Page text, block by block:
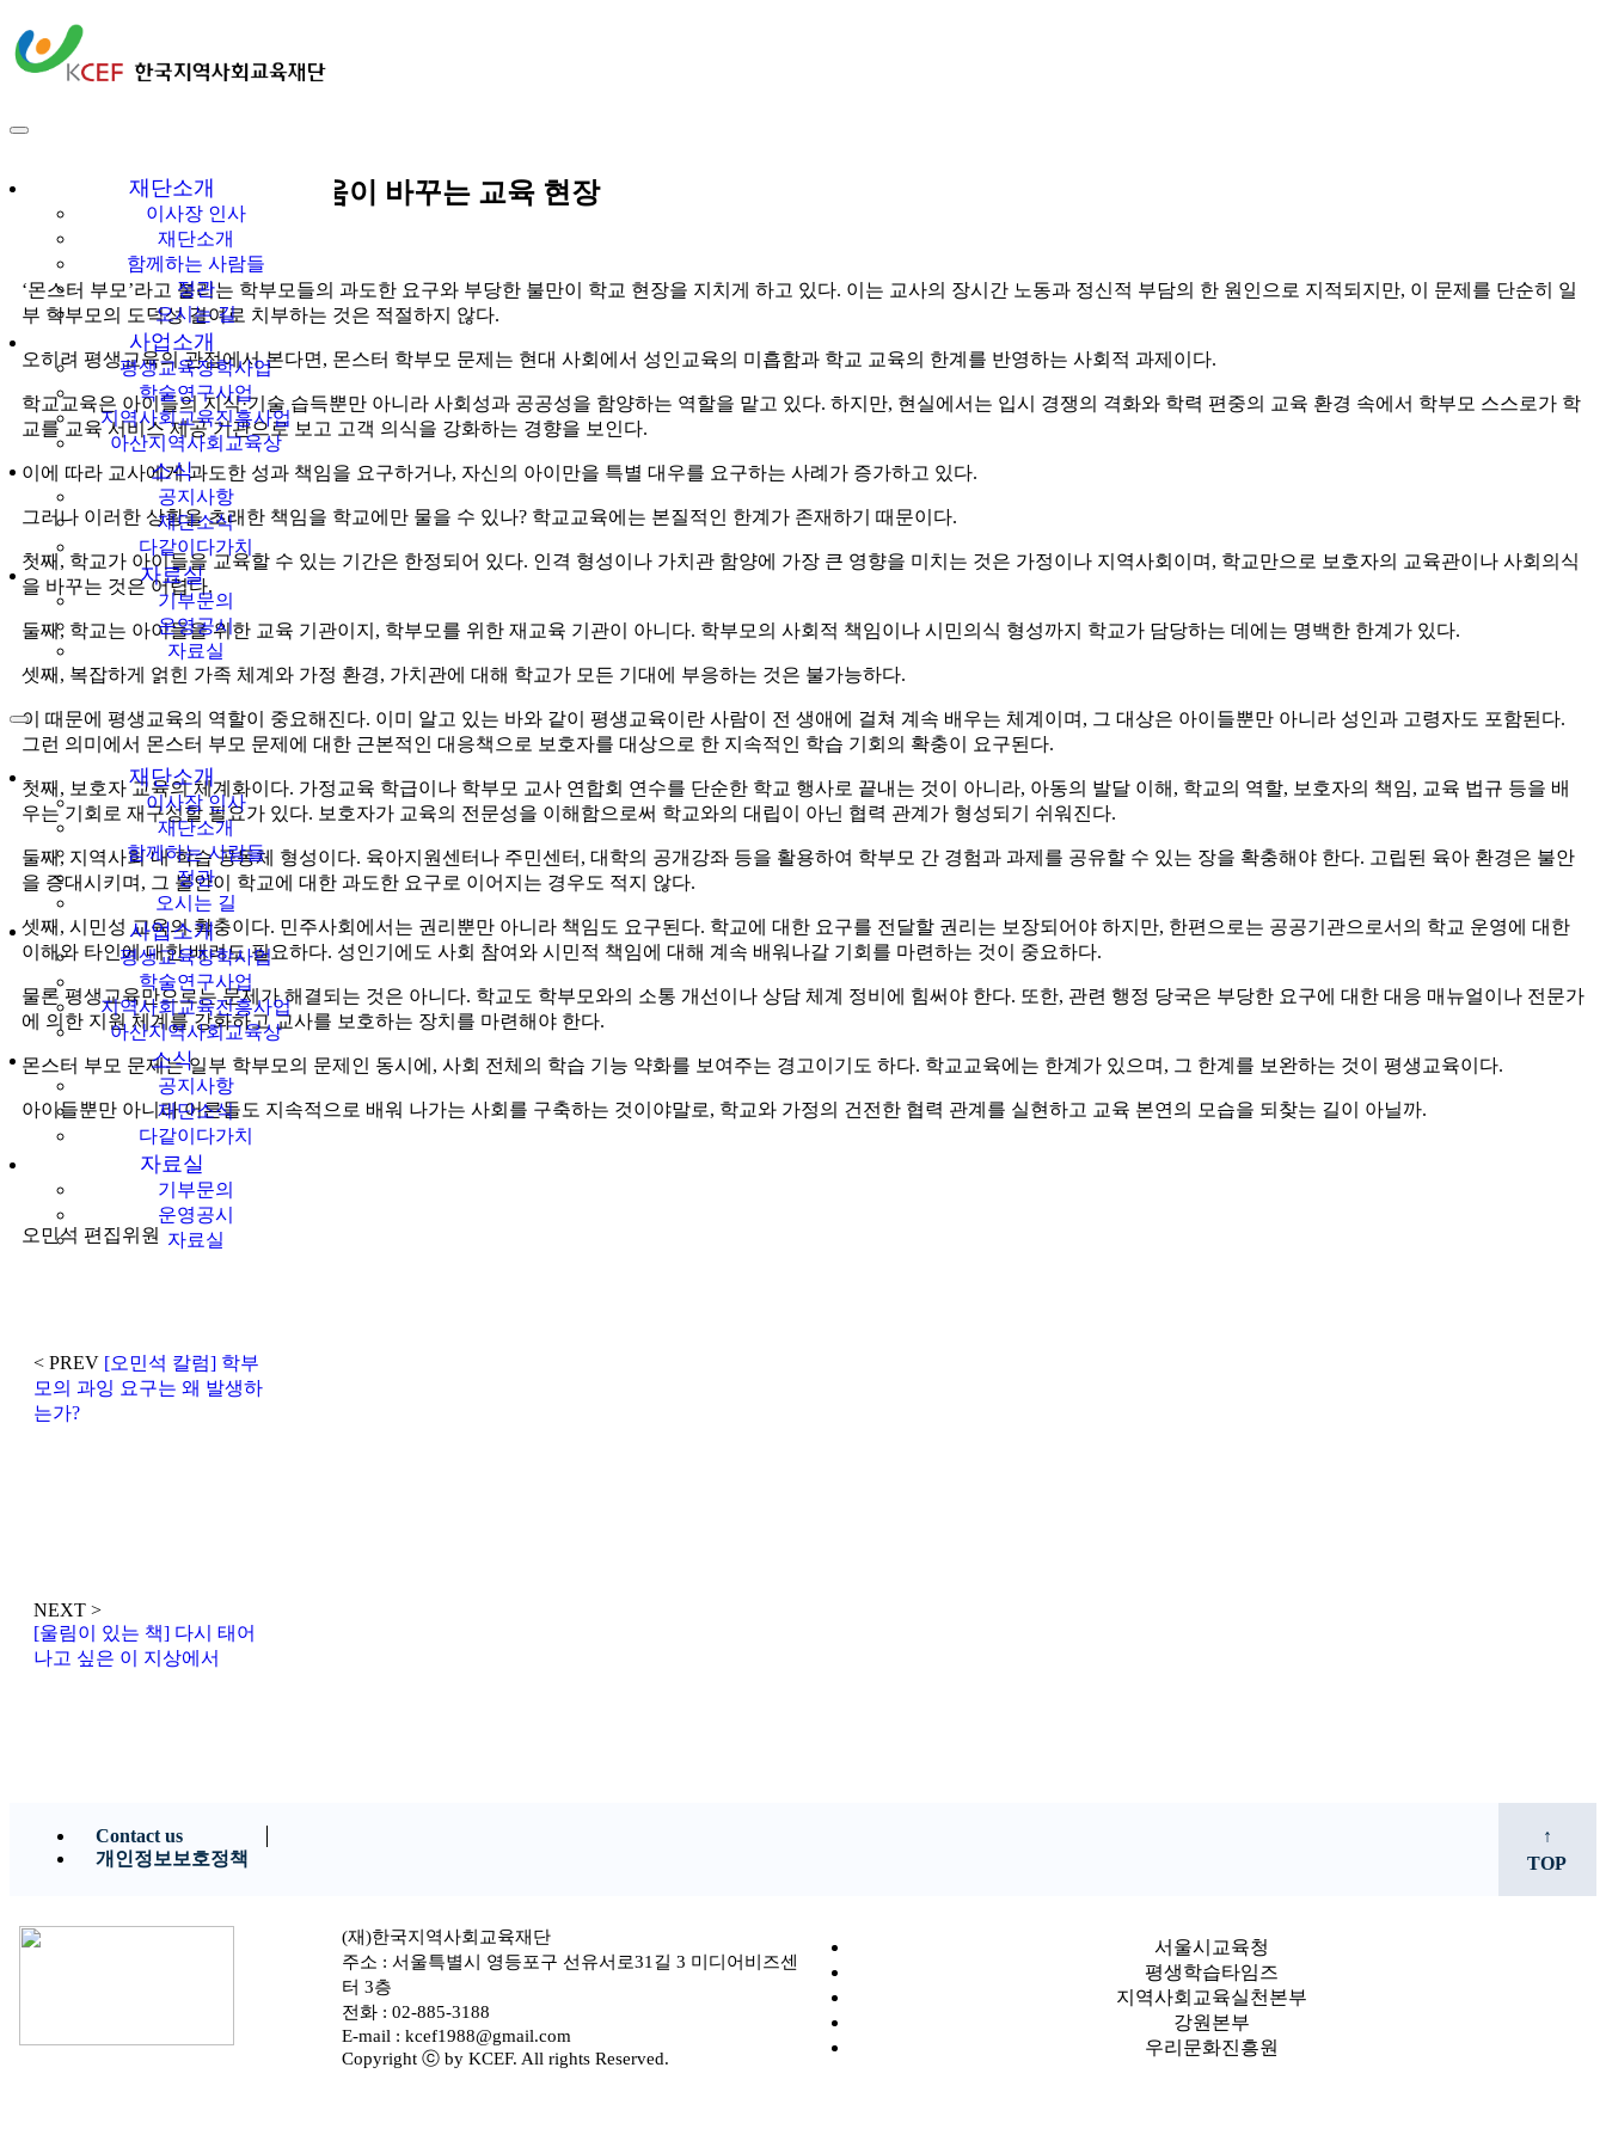
한국지역사회교육
재단
재단소개
이사장 인사
재단소개
함께하는 사람들
정관
오시는 길
사업소개
평생교육장학사업
학술연구사업
지역사회교육진흥사업
아산지역사회교육상
소식
공지사항
재단소식
다같이다가치
자료실
기부문의
운영공시
자료실
재단소개
이사장 인사
재단소개
함께하는 사람들
정관
오시는 길
사업소개
평생교육장학사업
학술연구사업
지역사회교육진흥사업
아산지역사회교육상
소식
공지사항
재단소식
다같이다가치
자료실
기부문의
운영공시
자료실
[오민석 칼럼] 부모의 배움이 바꾸는 교육 현장
‘몬스터 부모’라고 불리는 학부모들의 과도한 요구와 부당한 불만이 학교 현장을 지치게 하고 있다. 이는 교사의 장시간 노동과 정신적 부담의 한 원인으로 지적되지만, 이 문제를 단순히 일
부 학부모의 도덕성 결여로 치부하는 것은 적절하지 않다.
오히려 평생교육의 관점에서 본다면, 몬스터 학부모 문제는 현대 사회에서 성인교육의 미흡함과 학교 교육의 한계를 반영하는 사회적 과제이다.
학교교육은 아이들의 지식·기술 습득뿐만 아니라 사회성과 공공성을 함양하는 역할을 맡고 있다. 하지만, 현실에서는 입시 경쟁의 격화와 학력 편중의 교육 환경 속에서 학부모 스스로가 학
교를 교육 서비스 제공 기관으로 보고 고객 의식을 강화하는 경향을 보인다.
이에 따라 교사에게 과도한 성과 책임을 요구하거나, 자신의 아이만을 특별 대우를 요구하는 사례가 증가하고 있다.
그러나 이러한 상황을 초래한 책임을 학교에만 물을 수 있나? 학교교육에는 본질적인 한계가 존재하기 때문이다.
첫째, 학교가 아이들을 교육할 수 있는 기간은 한정되어 있다. 인격 형성이나 가치관 함양에 가장 큰 영향을 미치는 것은 가정이나 지역사회이며, 학교만으로 보호자의 교육관이나 사회의식
을 바꾸는 것은 어렵다.
둘째, 학교는 아이들을 위한 교육 기관이지, 학부모를 위한 재교육 기관이 아니다. 학부모의 사회적 책임이나 시민의식 형성까지 학교가 담당하는 데에는 명백한 한계가 있다.
셋째, 복잡하게 얽힌 가족 체계와 가정 환경, 가치관에 대해 학교가 모든 기대에 부응하는 것은 불가능하다.
이 때문에 평생교육의 역할이 중요해진다. 이미 알고 있는 바와 같이 평생교육이란 사람이 전 생애에 걸쳐 계속 배우는 체계이며, 그 대상은 아이들뿐만 아니라 성인과 고령자도 포함된다.
그런 의미에서 몬스터 부모 문제에 대한 근본적인 대응책으로 보호자를 대상으로 한 지속적인 학습 기회의 확충이 요구된다.
첫째, 보호자 교육의 체계화이다. 가정교육 학급이나 학부모 교사 연합회 연수를 단순한 학교 행사로 끝내는 것이 아니라, 아동의 발달 이해, 학교의 역할, 보호자의 책임, 교육 법규 등을 배
우는 기회로 재구성할 필요가 있다. 보호자가 교육의 전문성을 이해함으로써 학교와의 대립이 아닌 협력 관계가 형성되기 쉬워진다.
둘째, 지역사회 내 학습 공동체 형성이다. 육아지원센터나 주민센터, 대학의 공개강좌 등을 활용하여 학부모 간 경험과 과제를 공유할 수 있는 장을 확충해야 한다. 고립된 육아 환경은 불안
을 증대시키며, 그 불안이 학교에 대한 과도한 요구로 이어지는 경우도 적지 않다.
셋째, 시민성 교육의 확충이다. 민주사회에서는 권리뿐만 아니라 책임도 요구된다. 학교에 대한 요구를 전달할 권리는 보장되어야 하지만, 한편으로는 공공기관으로서의 학교 운영에 대한
이해와 타인에 대한 배려도 필요하다. 성인기에도 사회 참여와 시민적 책임에 대해 계속 배워나갈 기회를 마련하는 것이 중요하다.
물론 평생교육만으로는 문제가 해결되는 것은 아니다. 학교도 학부모와의 소통 개선이나 상담 체계 정비에 힘써야 한다. 또한, 관련 행정 당국은 부당한 요구에 대한 대응 매뉴얼이나 전문가
에 의한 지원 체계를 강화하고 교사를 보호하는 장치를 마련해야 한다.
몬스터 부모 문제는 일부 학부모의 문제인 동시에, 사회 전체의 학습 기능 약화를 보여주는 경고이기도 하다. 학교교육에는 한계가 있으며, 그 한계를 보완하는 것이 평생교육이다.
아이들뿐만 아니라 어른들도 지속적으로 배워 나가는 사회를 구축하는 것이야말로, 학교와 가정의 건전한 협력 관계를 실현하고 교육 본연의 모습을 되찾는 길이 아닐까.
오민석 편집위원
< PREV [오민석 칼럼] 학부
모의 과잉 요구는 왜 발생하
는가?
NEXT >
[울림이 있는 책] 다시 태어
나고 싶은 이 지상에서
Contact us
개인정보보호정책
↑
TOP
(재)한국지역사회교육재단
주소 : 서울특별시 영등포구 선유서로31길 3 미디어비즈센
터 3층
전화 : 02-885-3188
E-mail : kcef1988@gmail.com
Copyright ⓒ by KCEF. All rights Reserved.
서울시교육청
평생학습타임즈
지역사회교육실천본부
강원본부
우리문화진흥원